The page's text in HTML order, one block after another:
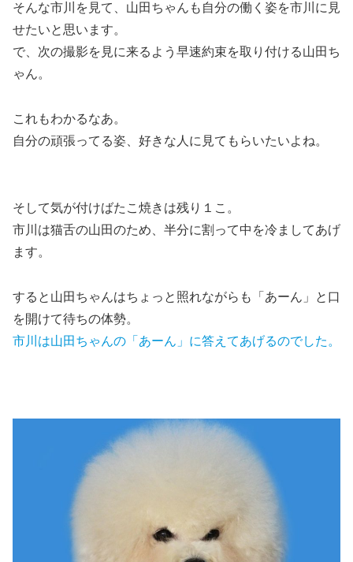
そんな市川を見て、山田ちゃんも自分の働く姿を市川に見
せたいと思います。
で、次の撮影を見に来るよう早速約束を取り付ける山田ち
ゃん。
これもわかるなあ。
自分の頑張ってる姿、好きな人に見てもらいたいよね。
そして気が付けばたこ焼きは残り１こ。
市川は猫舌の山田のため、半分に割って中を冷ましてあげ
ます。
すると山田ちゃんはちょっと照れながらも「あーん」と口
を開けて待ちの体勢。
市川は山田ちゃんの「あーん」に答えてあげるのでした。